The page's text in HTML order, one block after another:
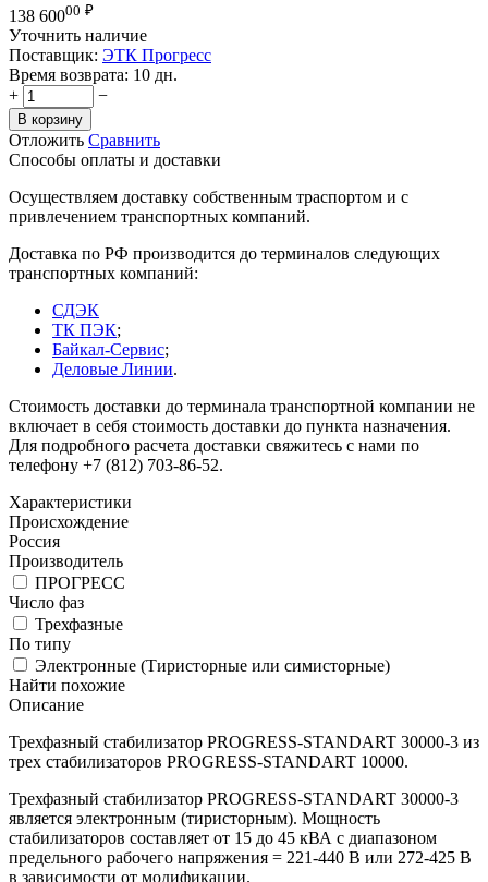
138 60000 ₽
Уточнить наличие
Поставщик: ЭТК Прогресс
Время возврата: 10 дн.
+
−
В корзину
Отложить Сравнить
Способы оплаты и доставки
Осуществляем доставку собственным траспортом и с
привлечением транспортных компаний.
Доставка по РФ производится до терминалов следующих
транспортных компаний:
СДЭК
ТК ПЭК;
Байкал-Сервис;
Деловые Линии.
Стоимость доставки до терминала транспортной компании не
включает в себя стоимость доставки до пункта назначения.
Для подробного расчета доставки свяжитесь с нами по
телефону +7 (812) 703-86-52.
Характеристики
Происхождение
Россия
Производитель
ПРОГРЕСС
Число фаз
Трехфазные
По типу
Электронные (Тиристорные или симисторные)
Найти похожие
Описание
Трехфазный стабилизатор PROGRESS-STANDART 30000-3 из
трех стабилизаторов PROGRESS-STANDART 10000.
Трехфазный стабилизатор PROGRESS-STANDART 30000-3
является электронным (тиристорным). Мощность
стабилизаторов составляет от 15 до 45 кВА с диапазоном
предельного рабочего напряжения = 221-440 В или 272-425 В
в зависимости от модификации.